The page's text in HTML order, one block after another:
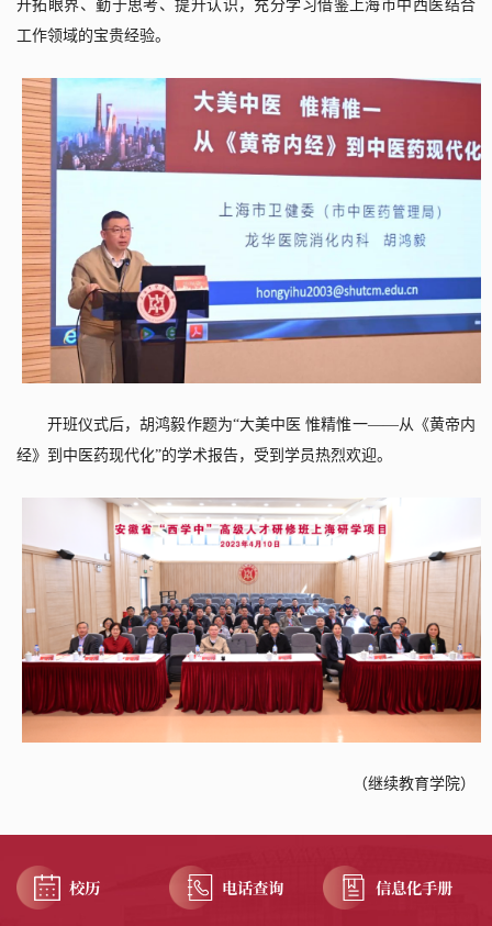
开拓眼界、勤于思考、提升认识，充分学习借鉴上海市中西医结合
工作领域的宝贵经验。
开班仪式后，胡鸿毅作题为“大美中医 惟精惟一——从《黄帝内
经》到中医药现代化”的学术报告，受到学员热烈欢迎。
（继续教育学院）
校历 电话查询 信息化手册